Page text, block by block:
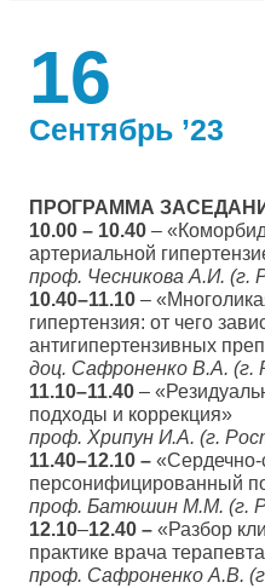
16
Сентябрь ’23
ПРОГРАММА
10.00 – 10.40 –
артериальной
проф. Чесникова А.И. (г.
10.40–11.10 –
гипертензия: от чего
антигипертензивных
доц. Сафроненко В.А. (г.
11.10–11.40 –
подходы и коррекция»
проф. Хрипун И.А. (г.
11.40–12.10 – «Сердечно-
персонифицированный
проф. Батюшин М.М. (г.
12.10–12.40 – «Разбор
практике врача
проф. Сафроненко А.В.